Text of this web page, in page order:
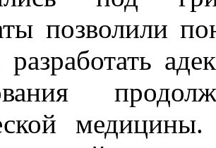
позволили